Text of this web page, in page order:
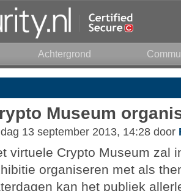
Achtergrond
Museum
13 september 2013, 14:28 door
virtuele Crypto Museum zal
organiseren met als
kan het publiek